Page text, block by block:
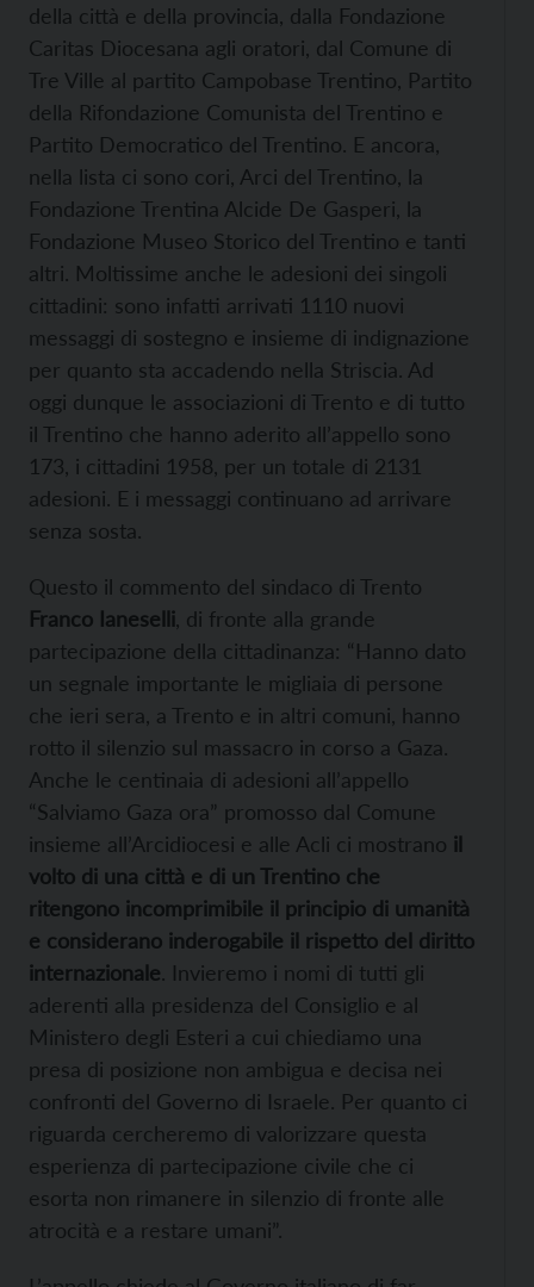
della città e della provincia, dalla Fondazione
Caritas Diocesana agli oratori, dal Comune di
Tre Ville al partito Campobase Trentino, Partito
della Rifondazione Comunista del Trentino e
Partito Democratico del Trentino. E ancora,
nella lista ci sono cori, Arci del Trentino, la
Fondazione Trentina Alcide De Gasperi, la
Fondazione Museo Storico del Trentino e tanti
altri. Moltissime anche le adesioni dei singoli
cittadini: sono infatti arrivati 1110 nuovi
messaggi di sostegno e insieme di indignazione
per quanto sta accadendo nella Striscia. Ad
oggi dunque le associazioni di Trento e di tutto
il Trentino che hanno aderito all’appello sono
173, i cittadini 1958, per un totale di 2131
adesioni. E i messaggi continuano ad arrivare
senza sosta.
Questo il commento del sindaco di Trento
Franco Ianeselli , di fronte alla grande
partecipazione della cittadinanza: “Hanno dato
un segnale importante le migliaia di persone
che ieri sera, a Trento e in altri comuni, hanno
rotto il silenzio sul massacro in corso a Gaza.
Anche le centinaia di adesioni all’appello
“Salviamo Gaza ora” promosso dal Comune
insieme all’Arcidiocesi e alle Acli ci mostrano il
volto di una città e di un Trentino che
ritengono incomprimibile il principio di umanità
e considerano inderogabile il rispetto del diritto
internazionale. Invieremo i nomi di tutti gli
aderenti alla presidenza del Consiglio e al
Ministero degli Esteri a cui chiediamo una
presa di posizione non ambigua e decisa nei
confronti del Governo di Israele. Per quanto ci
riguarda cercheremo di valorizzare questa
esperienza di partecipazione civile che ci
esorta non rimanere in silenzio di fronte alle
atrocità e a restare umani”.